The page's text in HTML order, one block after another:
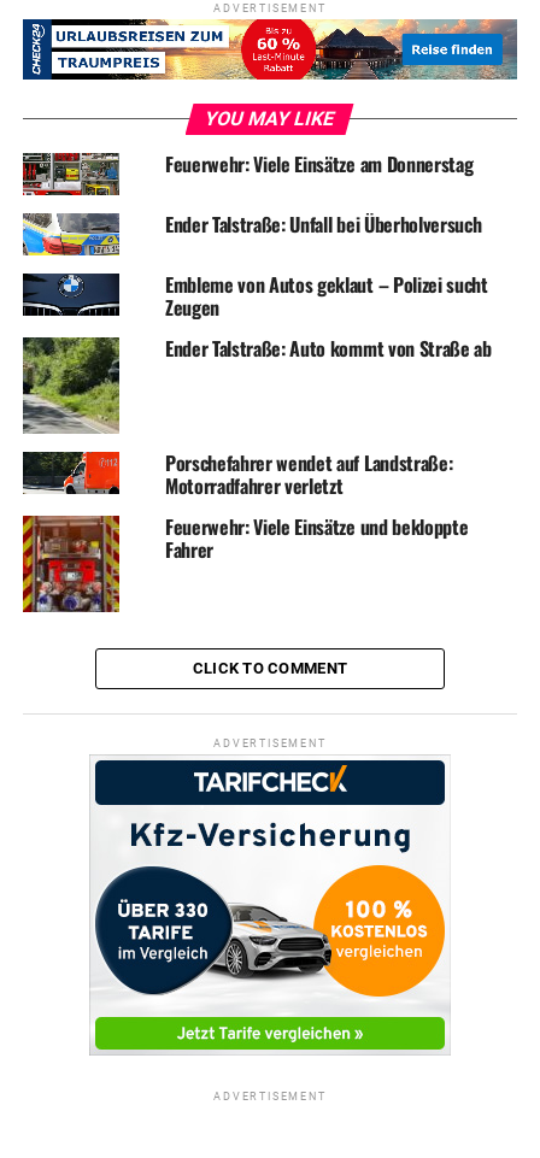
ADVERTISEMENT
YOU MAY LIKE
Feuerwehr: Viele Einsätze am Donnerstag
Ender Talstraße: Unfall bei Überholversuch
Embleme von Autos geklaut – Polizei sucht
Zeugen
Ender Talstraße: Auto kommt von Straße ab
Porschefahrer wendet auf Landstraße:
Motorradfahrer verletzt
Feuerwehr: Viele Einsätze und bekloppte
Fahrer
CLICK TO COMMENT
ADVERTISEMENT
ADVERTISEMENT